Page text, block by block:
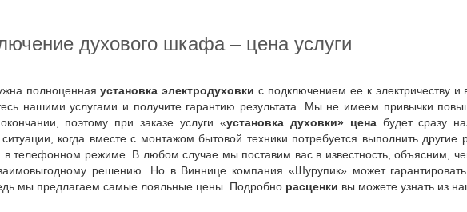
духового шкафа – цена услуги
полноценнаяустановка электродуховки с подключением ее к электричеству и
нашими услугами и получите гарантию результата. Мы не имеем привычки
поэтому при заказе услуги «установка духовки» ценабудет сразу
когда вместе с монтажом бытовой техники потребуется выполнить
в телефонном режиме. В любом случае мы поставим вас в известность, объясним,
решению. Но в Виннице компания «Шурупик» может
мы предлагаем самые лояльные цены. Подробно расценки вы можете узнать из